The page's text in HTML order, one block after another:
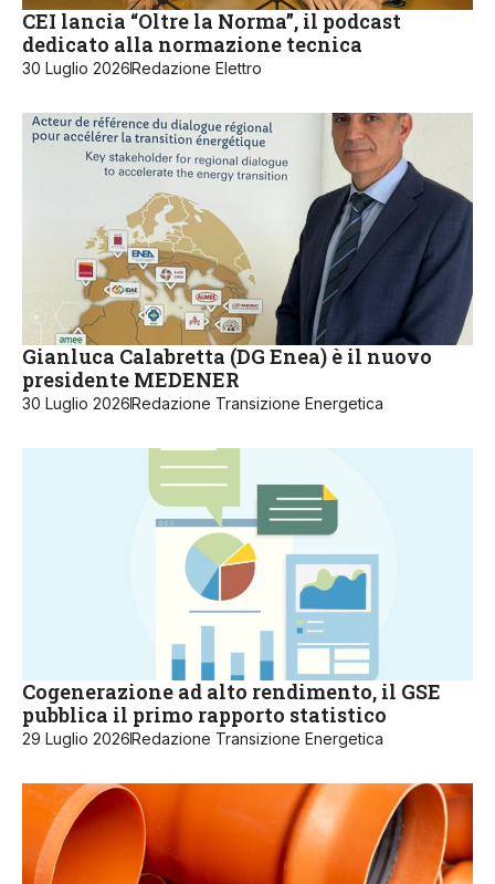
CEI lancia “Oltre la Norma”, il podcast
dedicato alla normazione tecnica
30 Luglio 2026Redazione Elettro
Gianluca Calabretta (DG Enea) è il nuovo
presidente MEDENER
30 Luglio 2026Redazione Transizione Energetica
Cogenerazione ad alto rendimento, il GSE
pubblica il primo rapporto statistico
29 Luglio 2026Redazione Transizione Energetica